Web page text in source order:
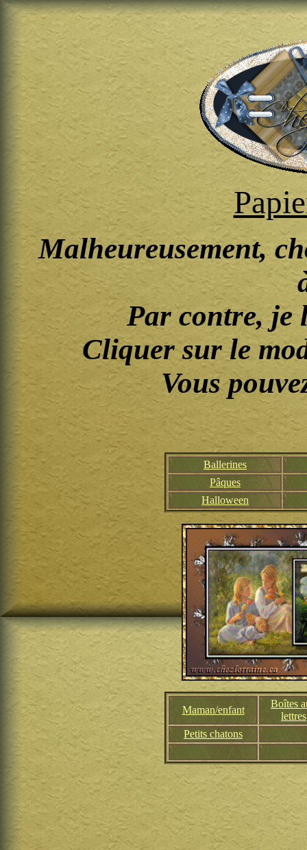
Malheureusement,
Par contre, je
Cliquer sur le
Vous
Ballerines
Pâques
Halloween
Maman/enfant
Boîtes
lettres
Petits chatons